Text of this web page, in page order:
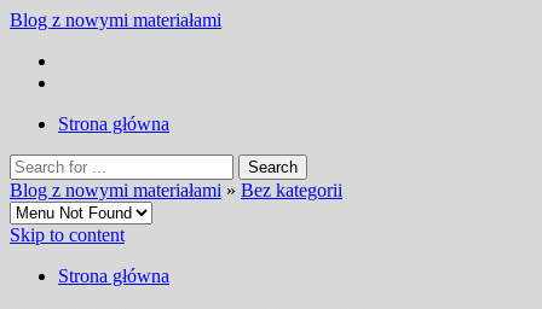
Blog z nowymi materiałami
Strona główna
Blog z nowymi materiałami » Bez kategorii
Skip to content
Strona główna